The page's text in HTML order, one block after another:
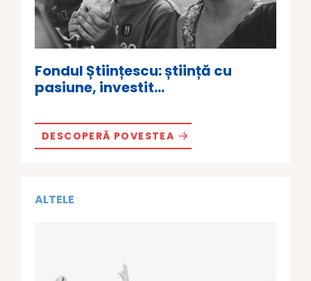
Fondul Științescu: știință cu
pasiune, investit...
DESCOPERĂ POVESTEA
ALTELE